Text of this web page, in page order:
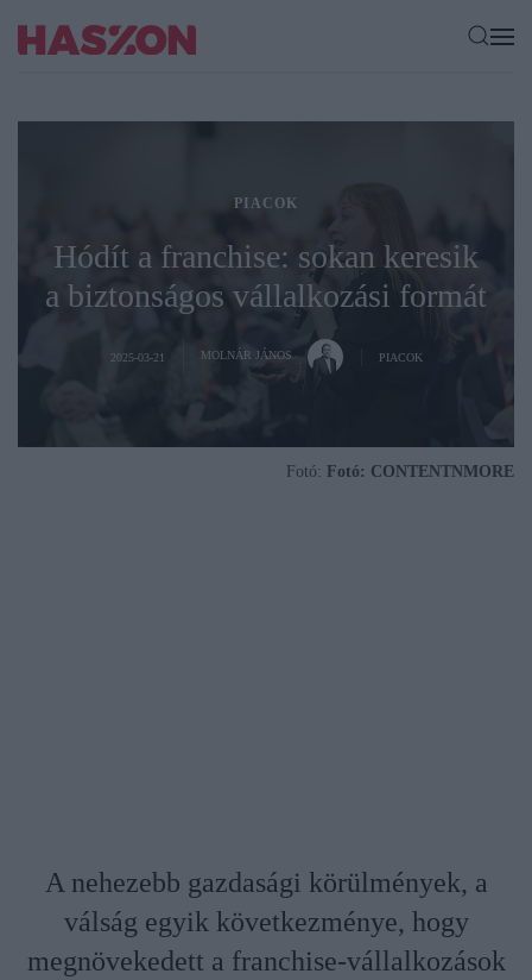
PIACOK
Hódít a franchise: sokan keresik
a biztonságos vállalkozási formát
2025-03-21 MOLNÁR JÁNOS PIACOK
Fotó: Fotó: CONTENTNMORE
A nehezebb gazdasági körülmények, a
válság egyik következménye, hogy
megnövekedett a franchise-vállalkozások